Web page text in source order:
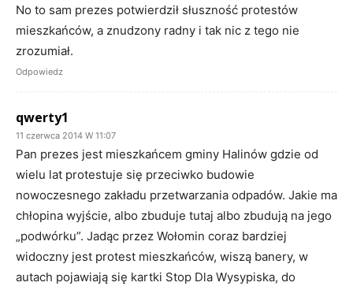
No to sam prezes potwierdził słuszność protestów
mieszkańców, a znudzony radny i tak nic z tego nie
zrozumiał.
Odpowiedz
qwerty1
11 czerwca 2014 W 11:07
Pan prezes jest mieszkańcem gminy Halinów gdzie od
wielu lat protestuje się przeciwko budowie
nowoczesnego zakładu przetwarzania odpadów. Jakie ma
chłopina wyjście, albo zbuduje tutaj albo zbudują na jego
„podwórku”. Jadąc przez Wołomin coraz bardziej
widoczny jest protest mieszkańców, wiszą banery, w
autach pojawiają się kartki Stop Dla Wysypiska, do